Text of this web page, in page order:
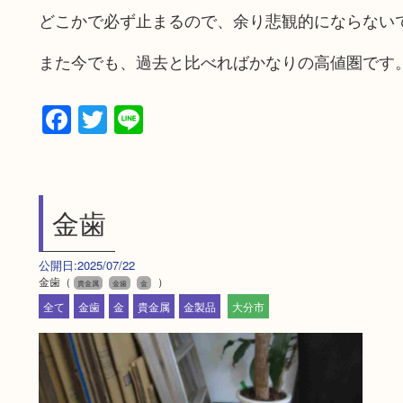
どこかで必ず止まるので、余り悲観的にならない
また今でも、過去と比べればかなりの高値圏です。
Facebook
Twitter
Line
金歯
公開日:2025/07/22
金歯（ 貴金属 金歯 金
）
全て
金歯 金 貴金属 金製品 大分市